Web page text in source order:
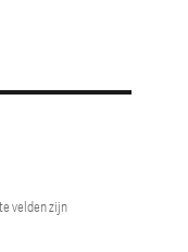
velden zijn